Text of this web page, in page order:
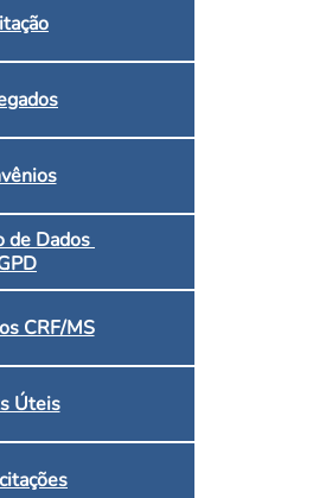
de Dados
CRF/MS
Úteis